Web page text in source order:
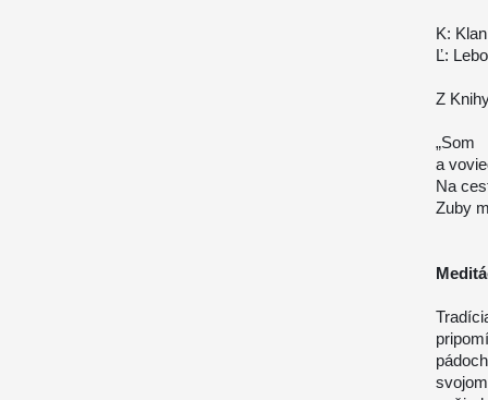
K:
Ľ:
Z
„Som
a
Na
Zuby